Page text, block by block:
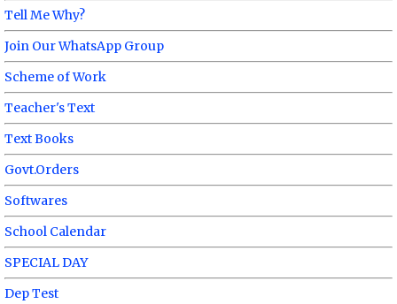
Tell Me Why?
Join Our WhatsApp Group
Scheme of Work
Teacher's Text
Text Books
Govt.Orders
Softwares
School Calendar
SPECIAL DAY
Dep Test